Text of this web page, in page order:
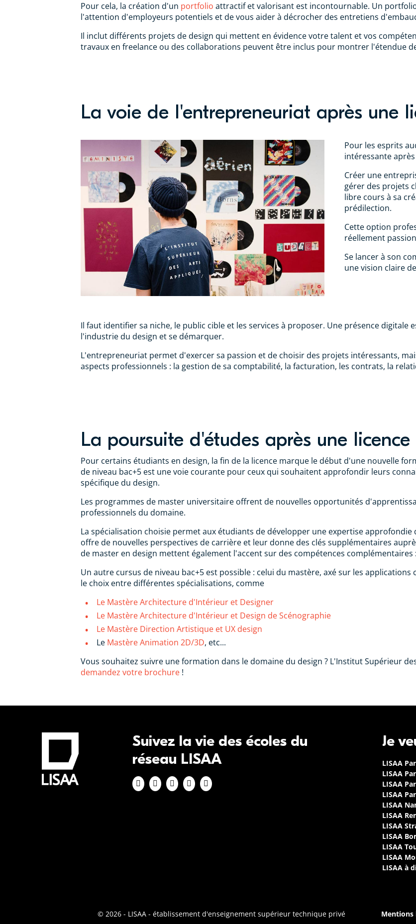
Pour cela, la création d'un portfolio attractif et valorisant est incontournable. Un
l'attention d'employeurs potentiels et de vous aider à décrocher des entretiens
Il inclut différents projets de design qui mettent en évidence votre talent et vos
travaux en freelance ou des collaborations peuvent être inclus pour montrer l'étendue
La voie de l'entrepreneuriat après une
Pour les esprits
intéressante
Créer une
gérer des projets
libre cours à sa
prédilection.
Cette option
réellement
Se lancer à son
une vision claire
Il faut identifier sa niche, le public cible et les services à proposer. Une présence
l'industrie du design et se démarquer.
L'entrepreneuriat permet d'exercer sa passion et de choisir des projets intéressants,
aspects professionnels : la gestion de sa comptabilité, la facturation, les contrats, la
La poursuite d'études après une
Pour certains étudiants en design, la fin de la licence marque le début d'une nouvelle
de niveau bac+5 est une voie courante pour ceux qui souhaitent approfondir leurs
spécifique du design.
Les programmes de master universitaire offrent de nouvelles opportunités
professionnels du domaine.
La spécialisation choisie permet aux étudiants de développer une expertise
offre de nouvelles perspectives de carrière et leur donne des clés supplémentaires
de master en design mettent également l'accent sur des compétences
Un autre cursus de niveau bac+5 est possible : celui du mastère, axé sur les applications
le choix entre différentes spécialisations, comme
Le Mastère Architecture d'Intérieur et Designer
Le Mastère Architecture d'Intérieur et Design de Scénographie
Le Mastère Direction Artistique et UX design
Le Mastère Animation 2D/3D, etc...
Vous souhaitez suivre une formation dans le domaine du design ? L'Institut Supérieur
demandez votre brochure !
Suivez la vie des écoles du
réseau LISAA
Je
LISAA
LISAA
LISAA
LISAA
LISAA
LISAA
LISAA
LISAA
LISAA
LISAA
LISAA à
© 2026 - LISAA - établissement d'enseignement supérieur technique privé Mentions